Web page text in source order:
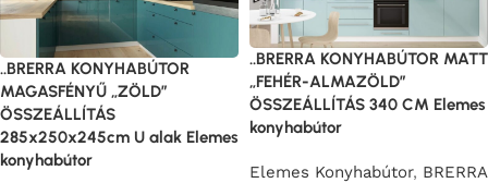
..BRERRA KONYHABÚTOR
MAGASFÉNYŰ „ZÖLD”
ÖSSZEÁLLÍTÁS
285x250x245cm U alak Elemes
konyhabútor
..BRERRA KONYHABÚTOR MATT
„FEHÉR-ALMAZÖLD”
ÖSSZEÁLLÍTÁS 340 CM Elemes
konyhabútor
Elemes Konyhabútor, BRERRA